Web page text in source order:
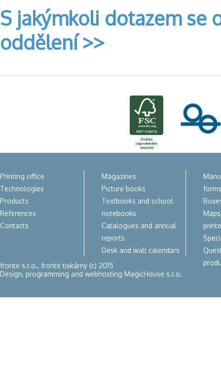
S jakýmkoli dotazem se
oddělení >>
Printing office
Technologies
Products
References
Contacts
Magazines
Picture books
Textbooks and school
notebooks
Catalogues and annual
reports
Desk and wall calendars
fronte s.r.o., fronte tiskárny (c) 2015
Design, programming and webhosting MagicHouse s.r.o.